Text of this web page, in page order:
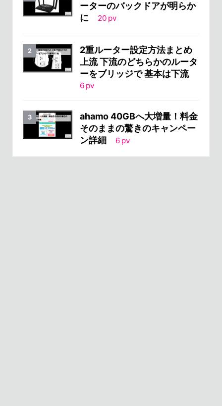
ーターのバックドアが明らか
に
20 pv
2重ルーター設定方法まとめ
上流 下流のどちらかのルータ
ーをブリッジで 基本は下流
6 pv
ahamo 40GBへ大増量！料金
そのままの驚きのキャンペー
ン詳細
6 pv